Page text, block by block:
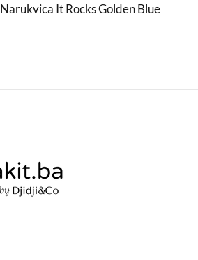
Narukvica It Rocks Golden Blue